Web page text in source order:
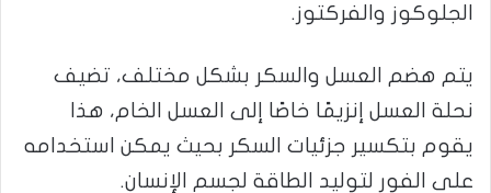
الجلوكوز والفركتوز.
يتم هضم العسل والسكر بشكل مختلف، تضيف
نحلة العسل إنزيمًا خاصًا إلى العسل الخام، هذا
يقوم بتكسير جزئيات السكر بحيث يمكن استخدامه
على الفور لتوليد الطاقة لجسم الإنسان.